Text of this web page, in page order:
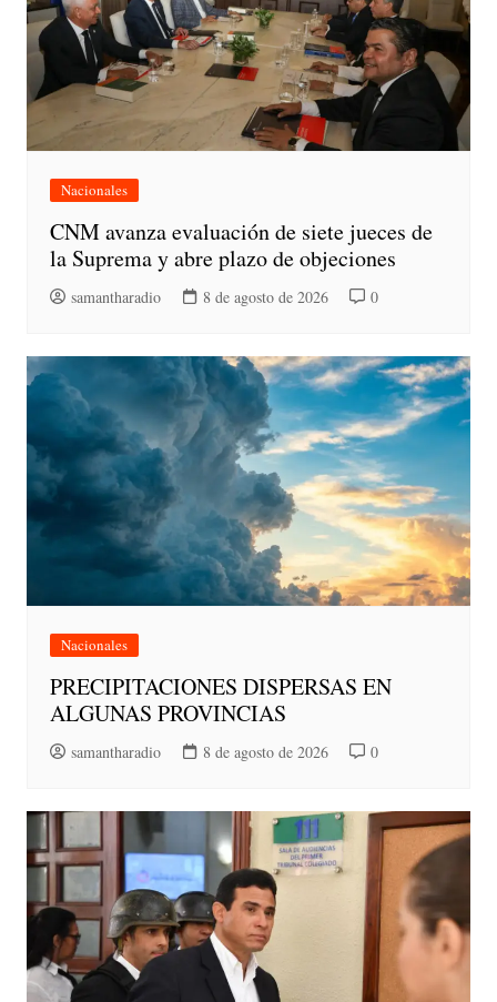
Nacionales
CNM avanza evaluación de siete jueces de
la Suprema y abre plazo de objeciones
samantharadio 8 de agosto de 2026 0
Nacionales
PRECIPITACIONES DISPERSAS EN
ALGUNAS PROVINCIAS
samantharadio 8 de agosto de 2026 0